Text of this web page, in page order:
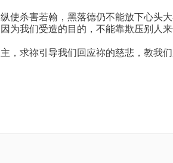
纵使杀害若翰，黑落德仍不能放下心头
因为我们受造的目的，不能靠欺压别人
主，求祢引导我们回应祢的慈悲，教我